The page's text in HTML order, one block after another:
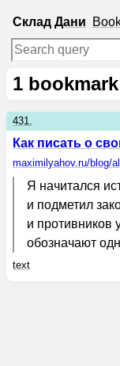
Склад Дани
1
431.
Как писать о
maximilyahov.ru/blog/
Я начитался
и подметил
и противников
обозначают
text